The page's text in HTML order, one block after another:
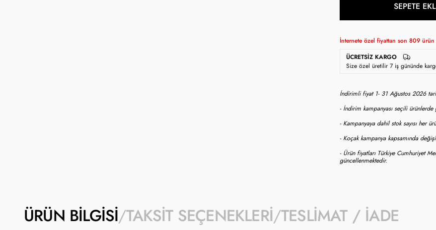
SEPETE
İnternete özel fiyattan son 809 ürün
ÜCRETSIZ KARGO
Size özel üretilir 7 iş gününde
İndirimli fiyat 1- 31 Ağustos 2026
- İndirim kampanyası seçili ürünlerde
- Kampanyaya dahil stok sayısı her
- Koçak kampanya kapsamında
- Ürün fiyatları Türkiye Cumhuriyet
güncellenmektedir.
ÜRÜN BILGISI TAKSIT SEÇENEKLERI TESLIMAT / İADE